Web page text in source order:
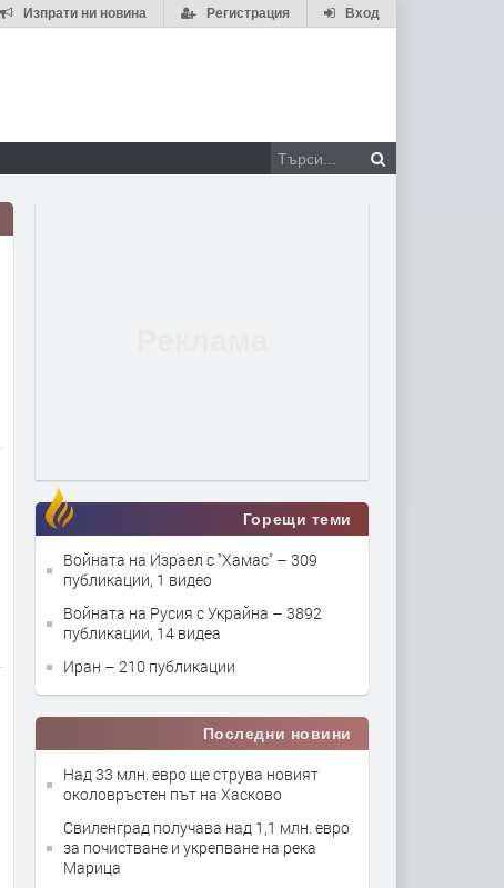
Вход
Регистрация
Изпрати ни новина
Горещи теми
Войната на Израел с "Хамас" – 309
публикации, 1 видео
Войната на Русия с Украйна – 3892
публикации, 14 видеа
Иран – 210 публикации
Последни новини
Над 33 млн. евро ще струва новият
околовръстен път на Хасково
Свиленград получава над 1,1 млн. евро
за почистване и укрепване на река
Марица